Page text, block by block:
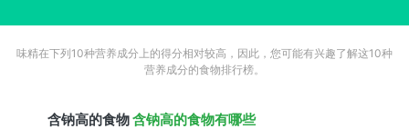
味精在下列10种营养成分上的得分相对较高，因此，您可能有兴趣了解这10种
营养成分的食物排行榜。
含钠高的食物含钠高的食物有哪些